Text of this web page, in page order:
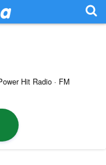
Hit Radio · FM